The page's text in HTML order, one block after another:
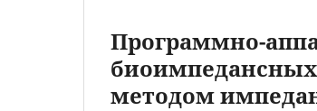
Программно-
биоимпедансных
методом